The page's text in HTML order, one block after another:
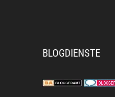
BLOGDIENSTE